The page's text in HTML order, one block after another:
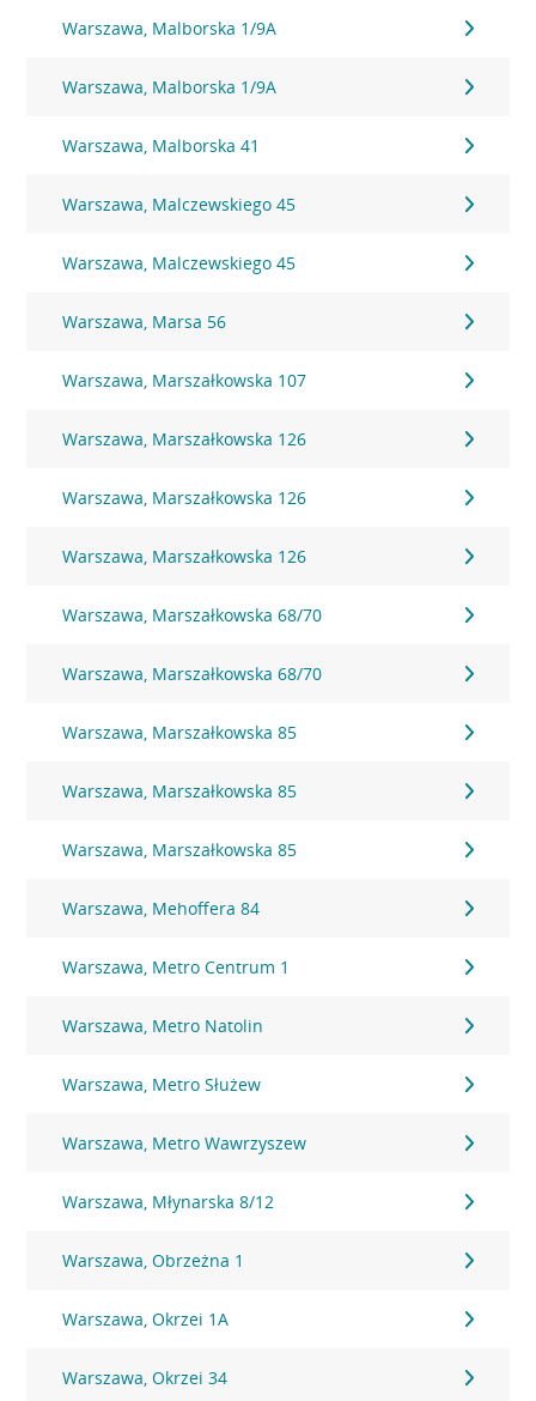
Warszawa, Malborska 1/9A
Warszawa, Malborska 1/9A
Warszawa, Malborska 41
Warszawa, Malczewskiego 45
Warszawa, Malczewskiego 45
Warszawa, Marsa 56
Warszawa, Marszałkowska 107
Warszawa, Marszałkowska 126
Warszawa, Marszałkowska 126
Warszawa, Marszałkowska 126
Warszawa, Marszałkowska 68/70
Warszawa, Marszałkowska 68/70
Warszawa, Marszałkowska 85
Warszawa, Marszałkowska 85
Warszawa, Marszałkowska 85
Warszawa, Mehoffera 84
Warszawa, Metro Centrum 1
Warszawa, Metro Natolin
Warszawa, Metro Służew
Warszawa, Metro Wawrzyszew
Warszawa, Młynarska 8/12
Warszawa, Obrzeżna 1
Warszawa, Okrzei 1A
Warszawa, Okrzei 34